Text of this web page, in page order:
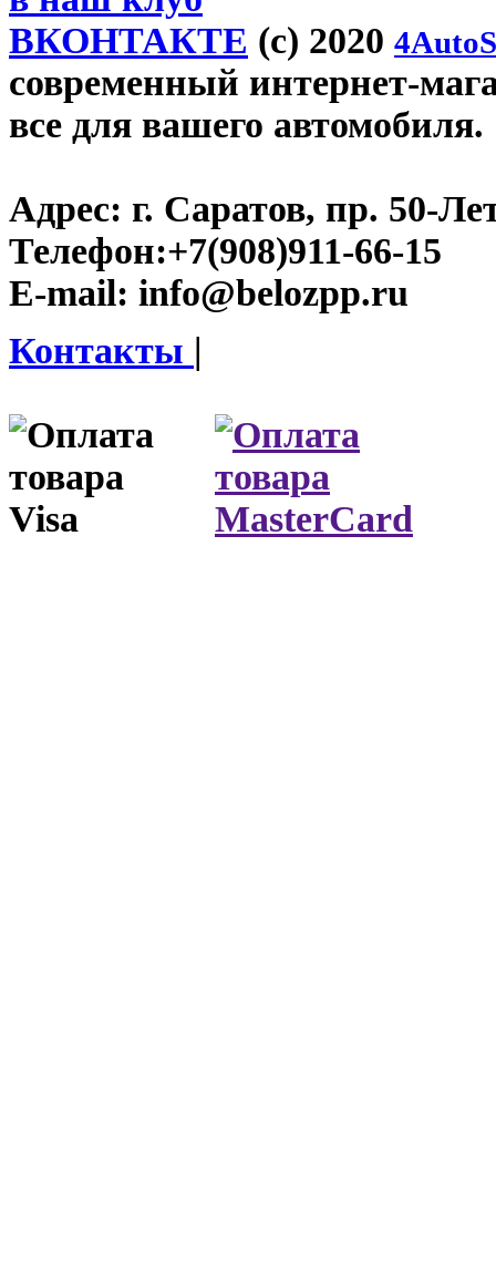
ВКОНТАКТЕ (c) 2020
современный интернет-
все для вашего автомобиля.
Адрес: г. Саратов, пр. 50-
Телефон:+7(908)911-66-15
E-mail: info@belozpp.ru
Контакты |